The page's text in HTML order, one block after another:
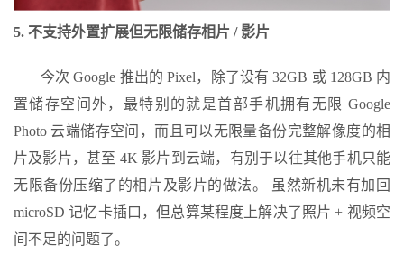
5. 不支持外置扩展但无限储存相片 / 影片
今次 Google 推出的 Pixel，除了设有 32GB 或 128GB 内
置储存空间外，最特别的就是首部手机拥有无限 Google
Photo 云端储存空间，而且可以无限量备份完整解像度的相
片及影片，甚至 4K 影片到云端，有别于以往其他手机只能
无限备份压缩了的相片及影片的做法。 虽然新机未有加回
microSD 记忆卡插口，但总算某程度上解决了照片 + 视频空
间不足的问题了。